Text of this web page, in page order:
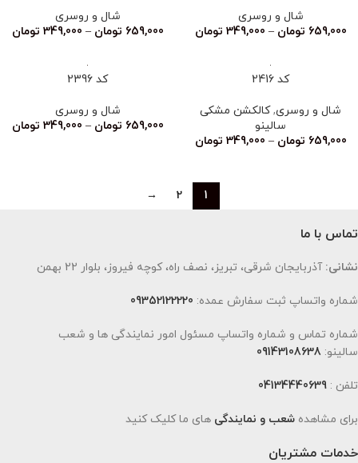
شال و روسری
659,000 تومان –
349,000 تومان
شال و روسری
659,000 تومان –
349,000 تومان
کد 2416
شال و روسری,کالکشن مشکی
سالینو
659,000 تومان –
349,000 تومان
کد 2396
شال و روسری
659,000 تومان –
349,000 تومان
1
2
→
تماس با ما
نشانی: آذربایجان شرقی، تبریز، نصف راه، کوچه فیروز، بلوار 22 بهمن
شماره واتساپ ثبت سفارش عمده: 09352122220
شماره تماس و شماره واتساپ مسئول امور نمایندگی ها و شعب
سالینو: 09143108638
تلفن : 04134440639
برای مشاهده شعب و نمایندگی های ما کلیک کنید
خدمات مشتریان